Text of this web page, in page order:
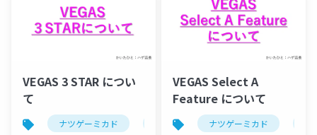
VEGAS 3 STAR につい
て
ナツゲーミカド ピンボール vegas(ピンボール)
VEGAS Select A
Feature について
ナツゲーミカド